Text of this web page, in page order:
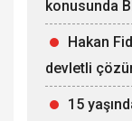
konusunda
Hakan
devletli
15